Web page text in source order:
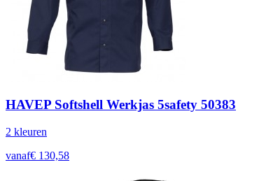
HAVEP Softshell Werkjas 5safety 50383
2 kleuren
vanaf€ 130,58